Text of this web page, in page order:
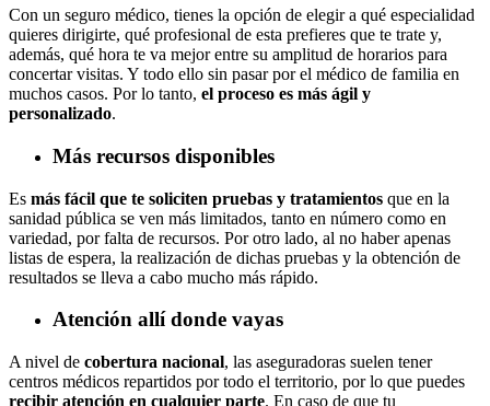
Con un seguro médico, tienes la opción de elegir a qué especialidad
quieres dirigirte, qué profesional de esta prefieres que te trate y,
además, qué hora te va mejor entre su amplitud de horarios para
concertar visitas. Y todo ello sin pasar por el médico de familia en
muchos casos. Por lo tanto, el proceso es más ágil y
personalizado.
Más recursos disponibles
Es más fácil que te soliciten pruebas y tratamientos que en la
sanidad pública se ven más limitados, tanto en número como en
variedad, por falta de recursos. Por otro lado, al no haber apenas
listas de espera, la realización de dichas pruebas y la obtención de
resultados se lleva a cabo mucho más rápido.
Atención allí donde vayas
A nivel de cobertura nacional, las aseguradoras suelen tener
centros médicos repartidos por todo el territorio, por lo que puedes
recibir atención en cualquier parte. En caso de que tu